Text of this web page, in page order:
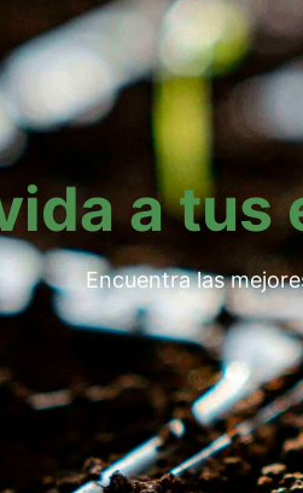
a tus
Encuentra las